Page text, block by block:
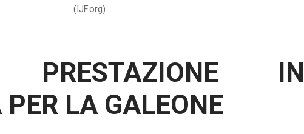
(IJF.org)
PRESTAZIONE IN
PER LA GALEONE